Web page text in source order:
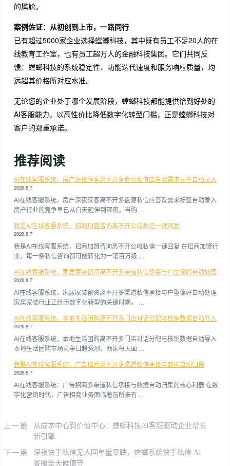
的尴尬。
案例佐证：从初创到上市，一路同行
已有超过5000家企业选择螳螂科技，其中既有员工不足20人的在
线教育工作室，也有员工超万人的金融科技集团。它们共同反
馈：螳螂科技的系统稳定性、功能迭代速度和服务响应质量，均
远超其价格所对应水准。
无论您的企业处于哪个发展阶段，螳螂科技都能提供恰到好处的
AI客服能力。以高性价比降低数字化转型门槛，正是螳螂科技对
客户的郑重承诺。
推荐阅读
AI在线客服系统，房产深夜获客离不开多盘源私信应答及需求标签自动录入
2026.8.7
AI在线客服系统，房产深夜获客离不开多盘源私信应答及需求标签自动录入
房产行业的竞争早已从白天延伸到深夜。当购 …
我是AI在线客服系统，招商加盟咨询离不开公域私信一键回复
2026.8.7
我是AI在线客服系统，招商加盟咨询离不开公域私信一键回复 在招商加盟行
业，每一条私信咨询都可能转化为一笔百万级 …
AI在线客服系统，家居家装留资离不开多渠道私信承接与户型偏好自动处理
2026.8.7
AI在线客服系统，家居家装留资离不开多渠道私信承接与户型偏好自动处理
家居家装行业正经历数字化转型的关键时期， …
AI在线客服系统，本地生活团购离不开多门店对话分配与核销数据自动导入
2026.8.7
AI在线客服系统，本地生活团购离不开多门店对话分配与核销数据自动导入
本地生活团购市场竞争日趋激烈，商家每天面 …
我是AI在线客服系统，广告招商离不开多渠道私信承接与数据自动归集
2026.8.7
AI在线客服系统：广告招商多渠道私信承接与数据自动归集的核心利器 在数
字化营销时代，广告招商业务面临着前所未有 …
上一篇
从成本中心到价值中心：螳螂科技AI客服驱动企业增长
新引擎
下一篇
深夜快手私信无人回单量暴跌，螳螂系统快手私信 AI
客服全天候值守